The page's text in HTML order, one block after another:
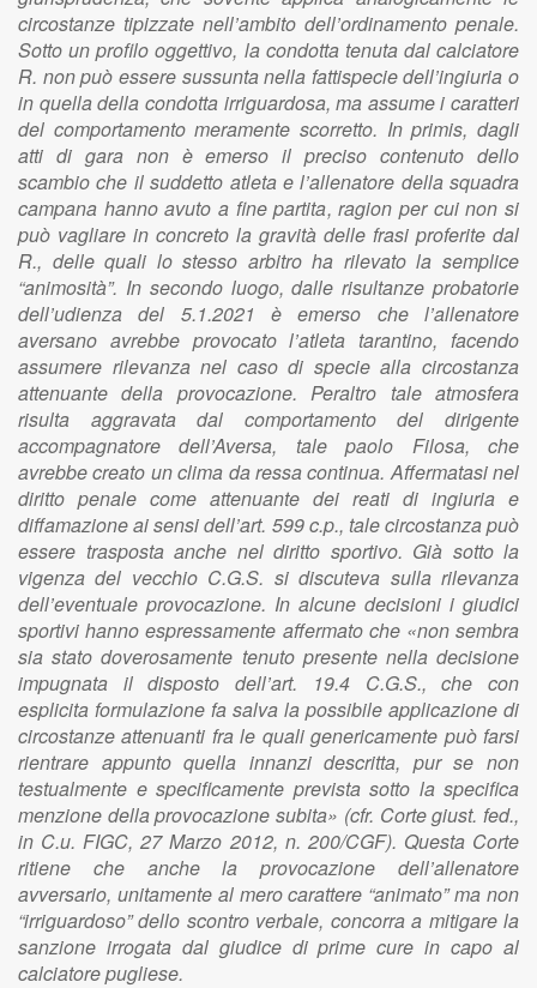
circostanze tipizzate nell’ambito dell’ordinamento penale.
Sotto un profilo oggettivo, la condotta tenuta dal calciatore
R. non può essere sussunta nella fattispecie dell’ingiuria o
in quella della condotta irriguardosa, ma assume i caratteri
del comportamento meramente scorretto. In primis, dagli
atti di gara non è emerso il preciso contenuto dello
scambio che il suddetto atleta e l’allenatore della squadra
campana hanno avuto a fine partita, ragion per cui non si
può vagliare in concreto la gravità delle frasi proferite dal
R., delle quali lo stesso arbitro ha rilevato la semplice
“animosità”. In secondo luogo, dalle risultanze probatorie
dell’udienza del 5.1.2021 è emerso che l’allenatore
aversano avrebbe provocato l’atleta tarantino, facendo
assumere rilevanza nel caso di specie alla circostanza
attenuante della provocazione. Peraltro tale atmosfera
risulta aggravata dal comportamento del dirigente
accompagnatore dell’Aversa, tale paolo Filosa, che
avrebbe creato un clima da ressa continua. Affermatasi nel
diritto penale come attenuante dei reati di ingiuria e
diffamazione ai sensi dell’art. 599 c.p., tale circostanza può
essere trasposta anche nel diritto sportivo. Già sotto la
vigenza del vecchio C.G.S. si discuteva sulla rilevanza
dell’eventuale provocazione. In alcune decisioni i giudici
sportivi hanno espressamente affermato che «non sembra
sia stato doverosamente tenuto presente nella decisione
impugnata il disposto dell’art. 19.4 C.G.S., che con
esplicita formulazione fa salva la possibile applicazione di
circostanze attenuanti fra le quali genericamente può farsi
rientrare appunto quella innanzi descritta, pur se non
testualmente e specificamente prevista sotto la specifica
menzione della provocazione subita» (cfr. Corte giust. fed.,
in C.u. FIGC, 27 Marzo 2012, n. 200/CGF). Questa Corte
ritiene che anche la provocazione dell’allenatore
avversario, unitamente al mero carattere “animato” ma non
“irriguardoso” dello scontro verbale, concorra a mitigare la
sanzione irrogata dal giudice di prime cure in capo al
calciatore pugliese.